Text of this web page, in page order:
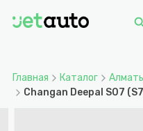
Главная Каталог
Changan Deepal S07